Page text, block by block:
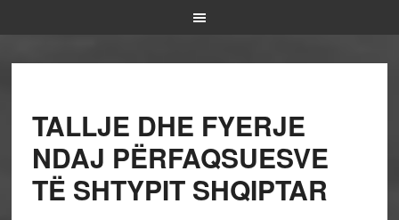
TALLJE DHE FYERJE
NDAJ PËRFAQSUESVE
TË SHTYPIT SHQIPTAR